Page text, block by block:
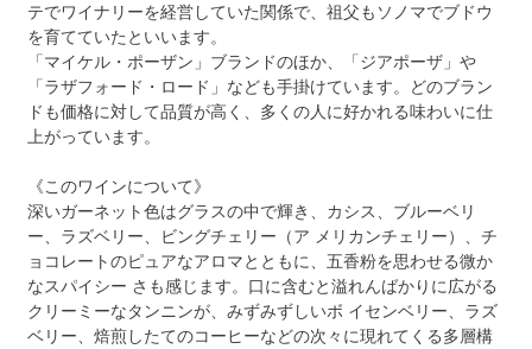
テでワイナリーを経営していた関係で、祖父もソノマでブドウ
を育てていたといいます。
「マイケル・ポーザン」ブランドのほか、「ジアポーザ」や
「ラザフォード・ロード」なども手掛けています。どのブラン
ドも価格に対して品質が高く、多くの人に好かれる味わいに仕
上がっています。
《このワインについて》
深いガーネット色はグラスの中で輝き、カシス、ブルーベリ
ー、ラズベリー、ビングチェリー（ア メリカンチェリー）、チ
ョコレートのピュアなアロマとともに、五香粉を思わせる微か
なスパイシー さも感じます。口に含むと溢れんばかりに広がる
クリーミーなタンニンが、みずみずしいボ イセンベリー、ラズ
ベリー、焙煎したてのコーヒーなどの次々に現れてくる多層構